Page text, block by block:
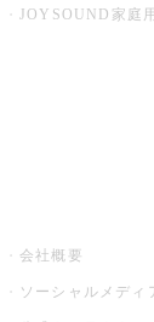
JOYSOUND家庭
会社概要
ソーシャルメディ